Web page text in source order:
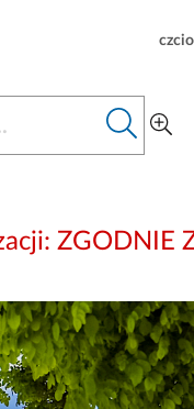
ZGODNIE